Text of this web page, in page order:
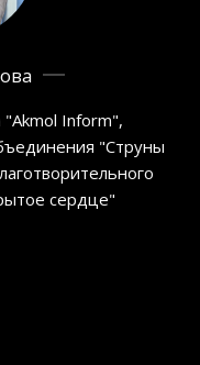
"Akmol Inform",
"Струны
сердце"